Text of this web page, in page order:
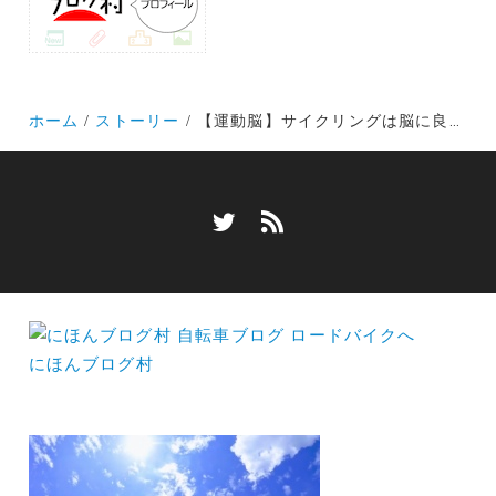
ホーム ストーリー 【運動脳】サイクリングは脳に良い！有酸素運動は最高のエクササイズ！
にほんブログ村